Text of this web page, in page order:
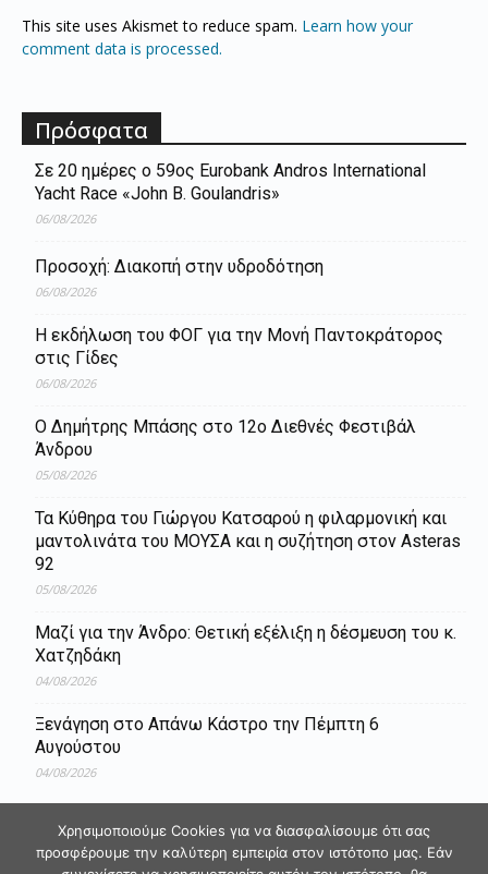
This site uses Akismet to reduce spam. Learn how your
comment data is processed.
Πρόσφατα
Σε 20 ημέρες ο 59ος Eurobank Andros International
Yacht Race «John B. Goulandris»
06/08/2026
Προσοχή: Διακοπή στην υδροδότηση
06/08/2026
Η εκδήλωση του ΦΟΓ για την Μονή Παντοκράτορος
στις Γίδες
06/08/2026
Ο Δημήτρης Μπάσης στο 12ο Διεθνές Φεστιβάλ
Άνδρου
05/08/2026
Τα Κύθηρα του Γιώργου Κατσαρού η φιλαρμονική και
μαντολινάτα του ΜΟΥΣΑ και η συζήτηση στον Asteras
92
05/08/2026
Μαζί για την Άνδρο: Θετική εξέλιξη η δέσμευση του κ.
Χατζηδάκη
04/08/2026
Ξενάγηση στο Απάνω Κάστρο την Πέμπτη 6
Αυγούστου
04/08/2026
Χρησιμοποιούμε Cookies για να διασφαλίσουμε ότι σας
προσφέρουμε την καλύτερη εμπειρία στον ιστότοπο μας. Εάν